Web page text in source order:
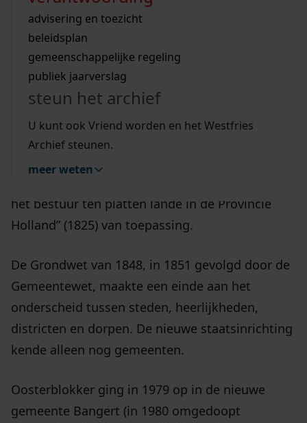
bouwvergunningen
omgevingsvergunningen
vergunningen
beeld en geluid
uitleg nodig?
Wij helpen u op weg met een aantal zoektips.
bekijk alle zoektips
Wij helpen u op weg met een aantal zoektips.
bekijk alle zoektips
bekijk ons geschiedenislokaal
advisering en toezicht
beleidsplan
gemeenschappelijke regeling
publiek jaarverslag
steun het archief
U kunt ook Vriend worden en het Westfries
Archief steunen.
meer weten
De gemeente Blokker is in 1812 ontstaan door
samenvoeging van Oosterblokker en
Westerblokker.
In eerste instantie waren op
plattelandsgemeenten respectievelijk het
het bestuur ten platten lande in de Provincie
Holland” (1825) van toepassing.
De Grondwet van 1848, in 1851 gevolgd door de
Gemeentewet, maakte een einde aan het
onderscheid tussen steden, heerlijkheden,
districten en dorpen. De nieuwe staatsinrichting
kende alleen nog gemeenten.
Oosterblokker ging in 1979 op in de nieuwe
gemeente Bangert (in 1980 omgedoopt